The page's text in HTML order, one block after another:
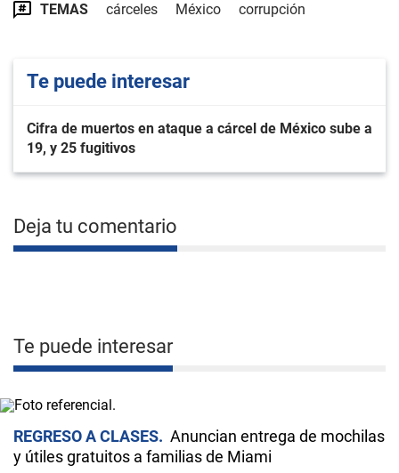
TEMAS cárceles México corrupción
Te puede interesar
Cifra de muertos en ataque a cárcel de México sube a
19, y 25 fugitivos
Deja tu comentario
Te puede interesar
REGRESO A CLASES
Anuncian entrega de mochilas
y útiles gratuitos a familias de Miami